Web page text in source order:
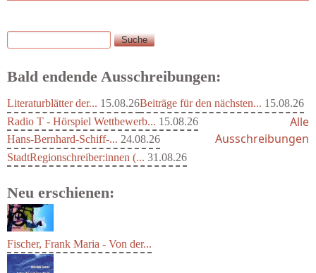
Suchformular
Suche
Bald endende Ausschreibungen:
Literaturblätter der... 15.08.26Beiträge für den nächsten... 15.08.26
Radio T - Hörspiel Wettbewerb... 15.08.26
Hans-Bernhard-Schiff-... 24.08.26
StadtRegionschreiber:innen (... 31.08.26
Alle
Ausschreibungen
Neu erschienen:
Fischer, Frank Maria - Von der...